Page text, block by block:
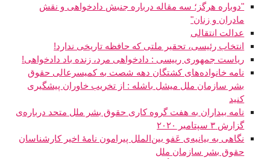
"دوباره هرگز؛ سه مقاله درباره جنبش دادخواهی و نقش
مادران و زنان"
عدالت انتقالی
انتخاب رئیسی، تحقیر ملتی که حافظه تاریخی ندارد!
ریاست جمهوری رییسی : دادخواهی مرد، زنده باد دادخواهی!
نامه خانواده‌های کشتگان دهه شصت به کمیسرعالی حقوق
بشر سازمان ملل میشل باشله : از تخریب خاوران پیشگیری
کنید
نامه بیداران به هفت گروه کاری حقوق بشر ملل متحد درباره‌ی
گزارش ۳ سپتامبر ۲۰۲۰
نگاهی به بیانیه‌ی عَفو بین‌الملل پیرامون نامهٔ اخیر کارشناسان
حقوق بشر سازمان ملل